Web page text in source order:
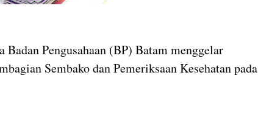
Badan Pengusahaan (BP) Batam menggelar
Sembako dan Pemeriksaan Kesehatan pada